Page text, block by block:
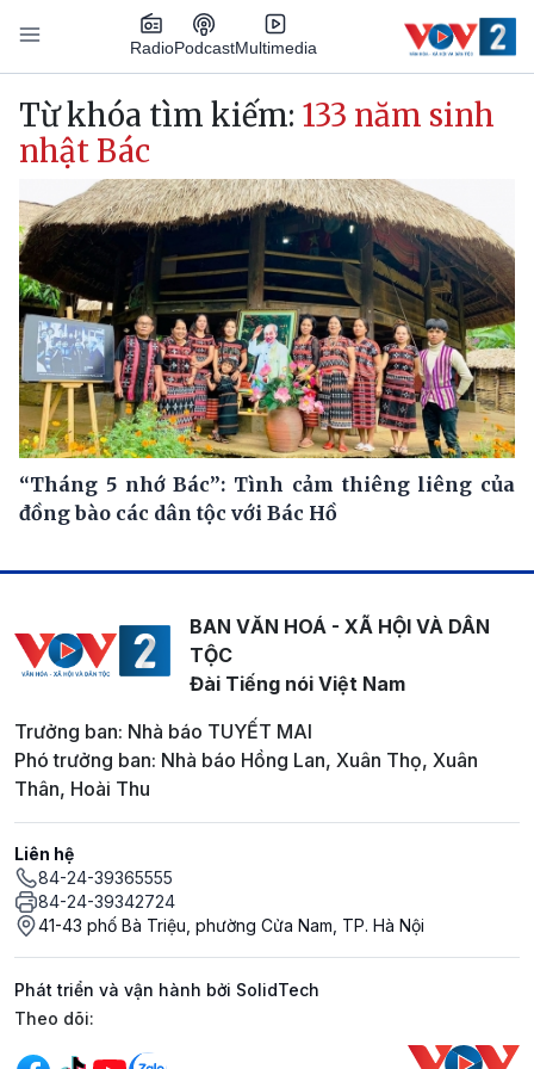
Nhảy đến nội dung
RadioPodcastMultimedia
Main navigation
Từ khóa tìm kiếm: 133 năm sinh
nhật Bác
“Tháng 5 nhớ Bác”: Tình cảm thiêng liêng của
đồng bào các dân tộc với Bác Hồ
BAN VĂN HOÁ - XÃ HỘI VÀ DÂN
TỘC
Đài Tiếng nói Việt Nam
Trưởng ban: Nhà báo TUYẾT MAI
Phó trưởng ban: Nhà báo Hồng Lan, Xuân Thọ, Xuân
Thân, Hoài Thu
Liên hệ
84-24-39365555
84-24-39342724
41-43 phố Bà Triệu, phường Cửa Nam, TP. Hà Nội
Phát triển và vận hành bởi SolidTech
Mạng xã hội
Theo dõi: